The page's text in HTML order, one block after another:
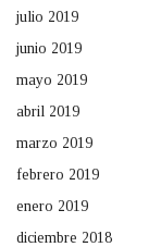
julio 2019
junio 2019
mayo 2019
abril 2019
marzo 2019
febrero 2019
enero 2019
diciembre 2018